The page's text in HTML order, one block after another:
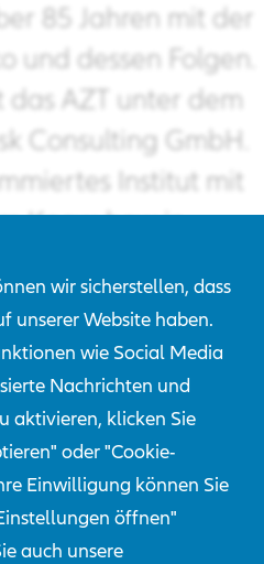
wir sicherstellen, dass
unserer Website haben.
wie Social Media
Nachrichten und
aktivieren, klicken Sie
oder "Cookie-
Einwilligung können Sie
öffnen"
auch unsere
85 Jahren mit der
und dessen Folgen.
das AZT unter dem
Consulting GmbH.
Institut mit
Know-how in
führende
der Allianz
Risiko und
Kompetenz unsere
arbeiten
und Techniker